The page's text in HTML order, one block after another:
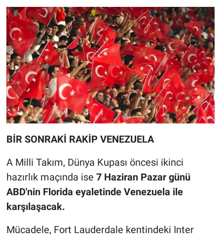
BİR SONRAKİ RAKİP VENEZUELA
A Milli Takım, Dünya Kupası öncesi ikinci
hazırlık maçında ise 7 Haziran Pazar günü
ABD'nin Florida eyaletinde Venezuela ile
karşılaşacak.
Mücadele, Fort Lauderdale kentindeki Inter